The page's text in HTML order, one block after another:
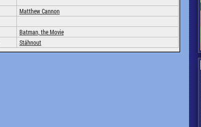
Matthew Cannon
Batman, the Movie
Stáhnout